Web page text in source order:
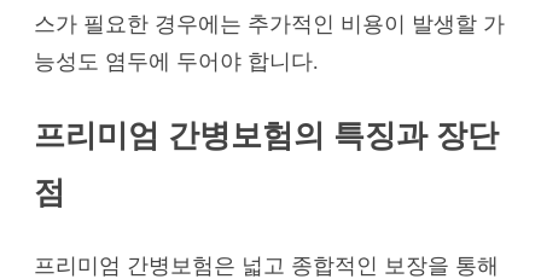
스가 필요한 경우에는 추가적인 비용이 발생할 가
능성도 염두에 두어야 합니다.
프리미엄 간병보험의 특징과 장단
점
프리미엄 간병보험은 넓고 종합적인 보장을 통해